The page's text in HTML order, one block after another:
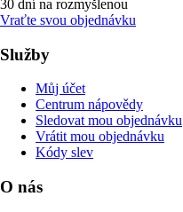
30 dní na rozmyšlenou
Vraťte svou objednávku
Služby
Můj účet
Centrum nápovědy
Sledovat mou objednávku
Vrátit mou objednávku
Kódy slev
O nás